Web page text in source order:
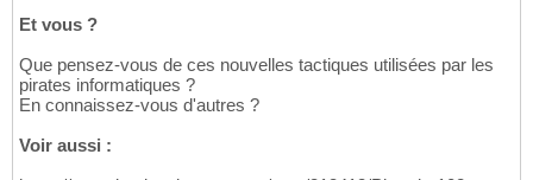
Et vous ?
Que pensez-vous de ces nouvelles tactiques utilisées par les
pirates informatiques ?
En connaissez-vous d'autres ?
Voir aussi :